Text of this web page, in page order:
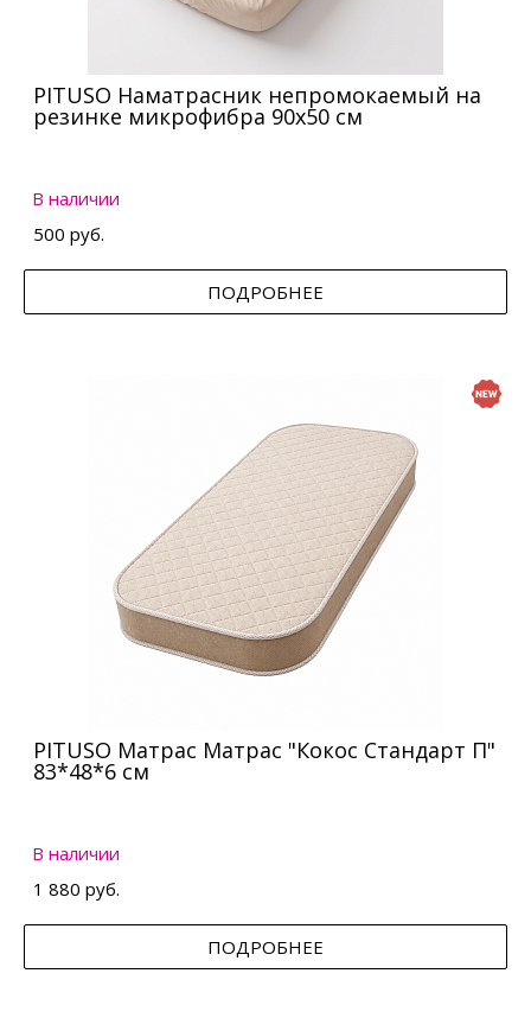
PITUSO Наматрасник непромокаемый на
резинке микрофибра 90х50 см
В наличии
500 руб.
ПОДРОБНЕЕ
PITUSO Матрас Матрас "Кокос Стандарт П"
83*48*6 см
В наличии
1 880 руб.
ПОДРОБНЕЕ